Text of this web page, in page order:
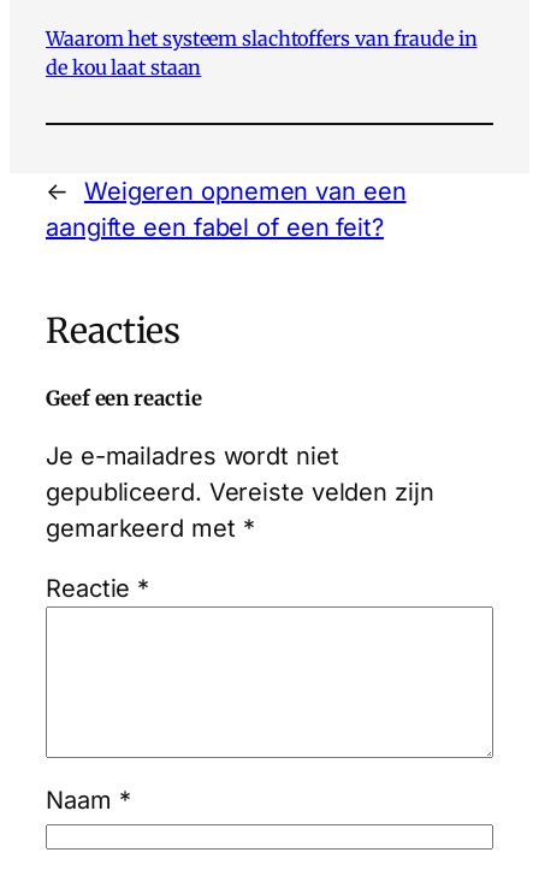
Waarom het systeem slachtoffers van fraude in
de kou laat staan
←
Weigeren opnemen van een
aangifte een fabel of een feit?
Reacties
Geef een reactie
Je e-mailadres wordt niet
gepubliceerd. Vereiste velden zijn
gemarkeerd met *
Reactie *
Naam *